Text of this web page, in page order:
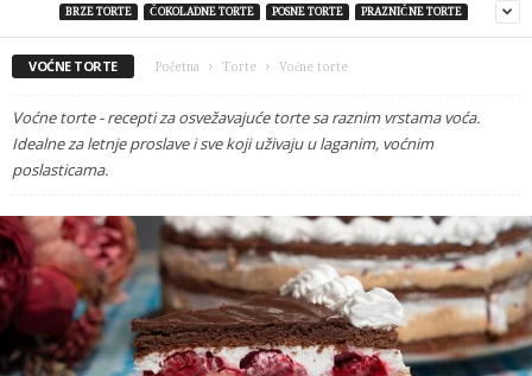
BRZE TORTE ČOKOLADNE TORTE POSNE TORTE PRAZNIČNE TORTE
VOĆNE TORTE Početna Torte Voćne torte
Voćne torte - recepti za osvežavajuće torte sa raznim vrstama voća.
Idealne za letnje proslave i sve koji uživaju u laganim, voćnim
poslasticama.